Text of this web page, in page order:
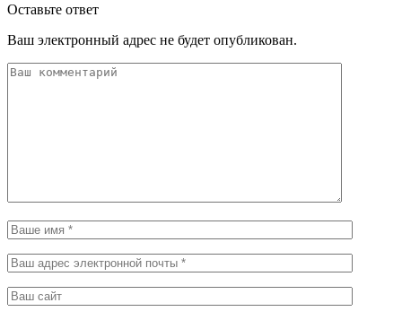
Оставьте ответ
Ваш электронный адрес не будет опубликован.